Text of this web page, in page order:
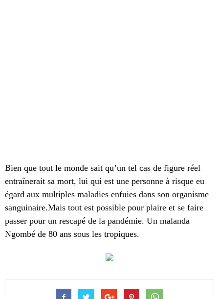
Bien que tout le monde sait qu’un tel cas de figure réel
entraînerait sa mort, lui qui est une personne à risque eu
égard aux multiples maladies enfuies dans son organisme
sanguinaire.Mais tout est possible pour plaire et se faire
passer pour un rescapé de la pandémie. Un malanda
Ngombé de 80 ans sous les tropiques.